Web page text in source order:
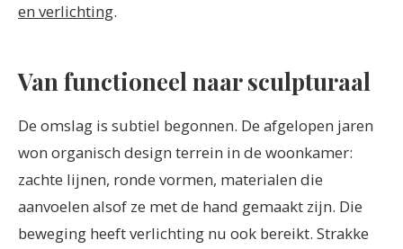
en verlichting.
Van functioneel naar sculpturaal
De omslag is subtiel begonnen. De afgelopen jaren
won organisch design terrein in de woonkamer:
zachte lijnen, ronde vormen, materialen die
aanvoelen alsof ze met de hand gemaakt zijn. Die
beweging heeft verlichting nu ook bereikt. Strakke